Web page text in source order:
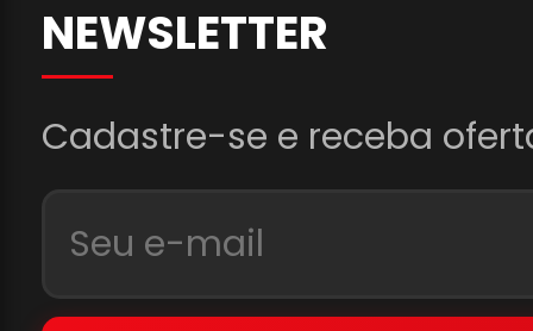
NEWSLETTER
Cadastre-se e receba